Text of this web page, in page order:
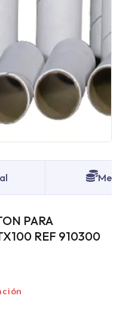
Mejor
PARA
REF 910300